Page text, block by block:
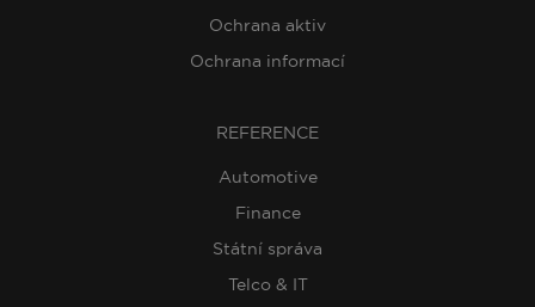
Ochrana aktiv
Ochrana informací
REFERENCE
Automotive
Finance
Státní správa
Telco & IT